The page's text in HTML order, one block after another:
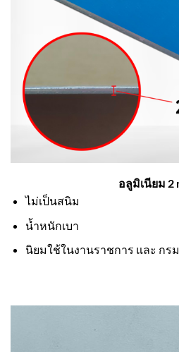
อลูมิเนียม 2
ไม่เป็นสนิม
น้ำหนักเบา
นิยมใช้ในงานราชการ และ กร